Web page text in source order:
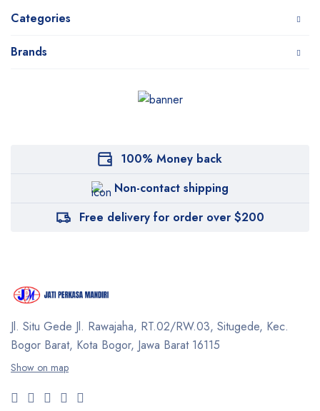
Categories
Brands
100% Money back
Non-contact shipping
Free delivery for order over $200
Jl. Situ Gede Jl. Rawajaha, RT.02/RW.03, Situgede, Kec.
Bogor Barat, Kota Bogor, Jawa Barat 16115
Show on map